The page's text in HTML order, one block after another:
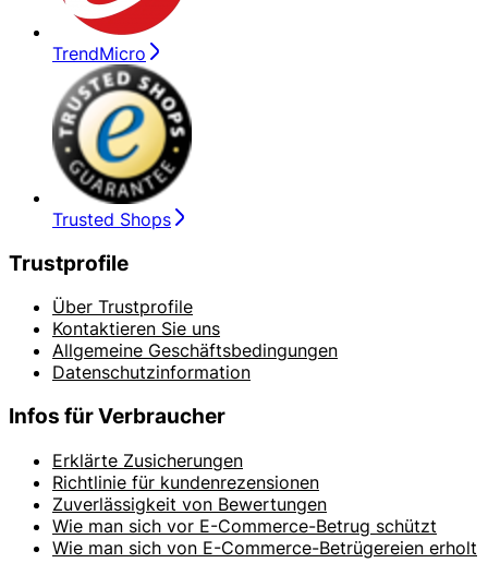
TrendMicro
Trusted Shops
Trustprofile
Über Trustprofile
Kontaktieren Sie uns
Allgemeine Geschäftsbedingungen
Datenschutzinformation
Infos für Verbraucher
Erklärte Zusicherungen
Richtlinie für kundenrezensionen
Zuverlässigkeit von Bewertungen
Wie man sich vor E-Commerce-Betrug schützt
Wie man sich von E-Commerce-Betrügereien erholt